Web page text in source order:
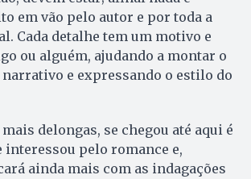
em vão pelo autor e por toda a
Cada detalhe tem um motivo e
ou alguém, ajudando a montar o
narrativo e expressando o estilo do
delongas, se chegou até aqui é
interessou pelo romance e,
ainda mais com as indagações